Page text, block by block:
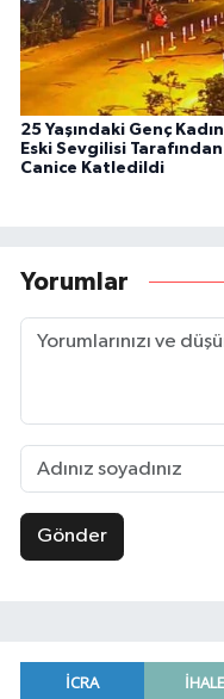
25 Yaşındaki Genç Kadın
Eski Sevgilisi Tarafından
Canice Katledildi
Yorumlar
Gönder